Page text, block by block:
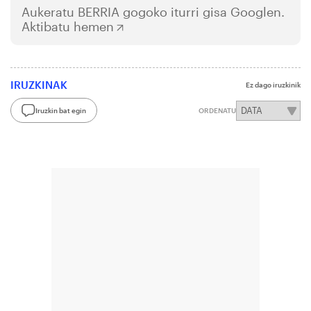
Aukeratu BERRIA gogoko iturri gisa Googlen.
Aktibatu hemen
IRUZKINAK Ez dago iruzkinik
Iruzkin bat egin ORDENATU